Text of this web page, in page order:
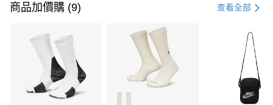
信用卡一次付款
3 期 0 利率 每期 21家銀行
合作金庫商業銀行
第一商業銀行
華南商業銀行
彰化商業銀行
上海商業儲蓄銀行
Apple Pay
商品加價購 (9) 查看全部